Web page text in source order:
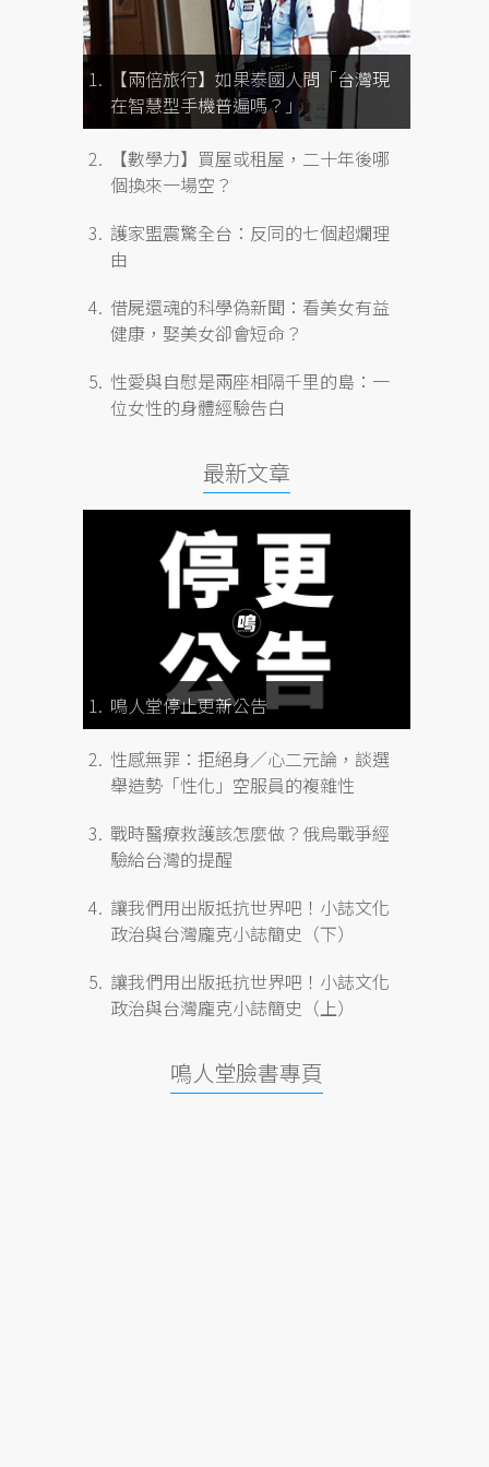
【兩倍旅行】如果泰國人問「台灣現
在智慧型手機普遍嗎？」
【數學力】買屋或租屋，二十年後哪
個換來一場空？
護家盟震驚全台：反同的七個超爛理
由
借屍還魂的科學偽新聞：看美女有益
健康，娶美女卻會短命？
性愛與自慰是兩座相隔千里的島：一
位女性的身體經驗告白
最新文章
鳴人堂停止更新公告
性感無罪：拒絕身／心二元論，談選
舉造勢「性化」空服員的複雜性
戰時醫療救護該怎麼做？俄烏戰爭經
驗給台灣的提醒
讓我們用出版抵抗世界吧！小誌文化
政治與台灣龐克小誌簡史（下）
讓我們用出版抵抗世界吧！小誌文化
政治與台灣龐克小誌簡史（上）
鳴人堂臉書專頁